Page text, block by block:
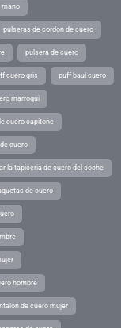
mano
pulseras de cordon de cuero
pulsera de cuero
cuero gris puff baul cuero
marroqui
cuero capitone
cuero
la tapiceria de cuero del coche
de cuero
hombre
de cuero mujer